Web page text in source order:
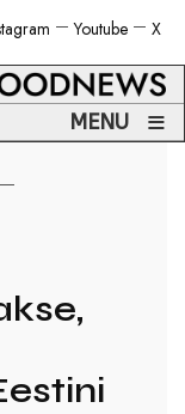
X
Youtube
MENU ≡